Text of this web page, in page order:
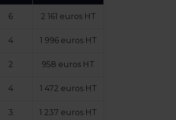
6 2 161 euros HT
4 1 996 euros HT
2 958 euros HT
4 1 472 euros HT
3 1 237 euros HT